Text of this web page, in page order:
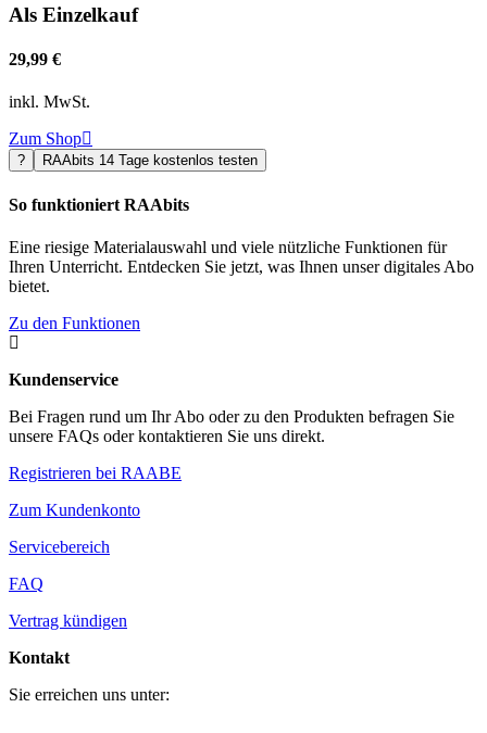
Als Einzelkauf
29,99 €
inkl. MwSt.
Zum Shop
? RAAbits 14 Tage kostenlos testen
So funktioniert RAAbits
Eine riesige Materialauswahl und viele nützliche Funktionen für
Ihren Unterricht. Entdecken Sie jetzt, was Ihnen unser digitales Abo
bietet.
Zu den Funktionen

Kundenservice
Bei Fragen rund um Ihr Abo oder zu den Produkten befragen Sie
unsere FAQs oder kontaktieren Sie uns direkt.
Registrieren bei RAABE
Zum Kundenkonto
Servicebereich
FAQ
Vertrag kündigen
Kontakt
Sie erreichen uns unter: